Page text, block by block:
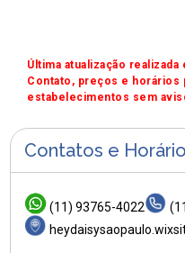
Última atualização realizada
Contato, preços e horários
estabelecimentos sem
Contatos e
(11) 93765-4022